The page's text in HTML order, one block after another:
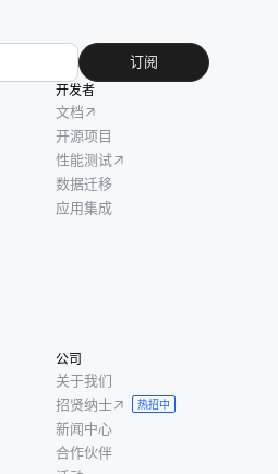
订阅
开发者
文档
开源项目
性能测试
数据迁移
应用集成
公司
关于我们
招贤纳士
热招中
新闻中心
合作伙伴